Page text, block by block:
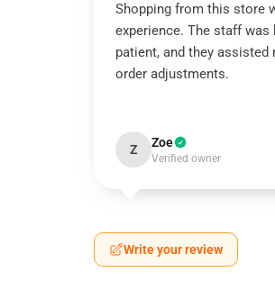
Shopping from this store
experience. The staff was
patient, and they
order adjustments.
Z Zoe
Verified owner
Write your review